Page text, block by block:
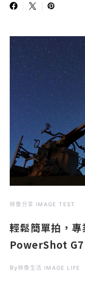
映像分享 IMAGE TEST
輕鬆簡單拍，
PowerShot
By 映像生活 IMAGE LIFE